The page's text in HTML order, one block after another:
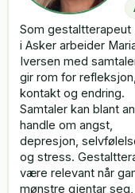
Som gestaltterapeut
i Asker arbeider
Iversen med
gir rom for refleksjon,
kontakt og endring.
Samtaler kan blant
handle om angst,
depresjon,
og stress.
være relevant når
mønstre gjentar seg,